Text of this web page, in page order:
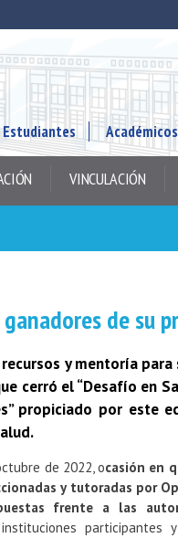
Estudiantes Académicos
VINCULACIÓN
ganadores de su
y mentoría para
cerró el “Desafío en
propiciado por este
de 2022, ocasión en
y tutoradas por
frente a las
participantes